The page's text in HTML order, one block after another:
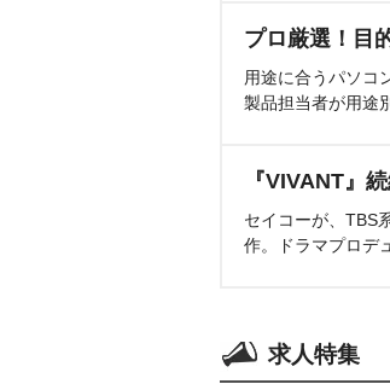
プロ厳選！目
用途に合うパソコ
製品担当者が用途
『VIVANT』
セイコーが、TBS
作。ドラマプロデ
求人特集